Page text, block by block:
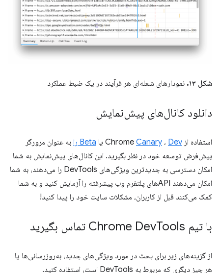
شکل ۱۳. نمودارهای شعله‌ای هر فرآیند در یک ضبط عملکرد
دانلود کانال‌های پیش‌نمایش
استفاده از Chrome Canary ، Dev یا Beta را
به عنوان مرورگر
پیش‌فرض توسعه خود در نظر بگیرید. این کانال‌های پیش‌نمایش به شما
امکان دسترسی به جدیدترین ویژگی‌های DevTools را می‌دهند، به شما
امکان می‌دهند APIهای پلتفرم وب پیشرفته را آزمایش کنید و به شما
کمک می‌کنند قبل از کاربران، مشکلات سایت خود را پیدا کنید!
با تیم Chrome Dev Tools تماس بگیرید
از گزینه‌های زیر برای بحث در مورد ویژگی‌های جدید، به‌روزرسانی‌ها یا
هر چیز دیگری که مربوط به DevTools است، استفاده کنید.